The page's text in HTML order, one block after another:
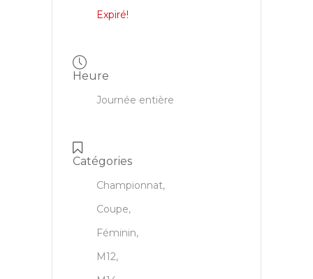
Expiré!
Heure
Journée entière
Catégories
Championnat,
Coupe,
Féminin,
M12,